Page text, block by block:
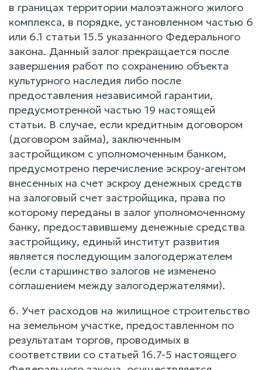
в границах территории малоэтажного жилого
комплекса, в порядке, установленном частью 6
или 6.1 статьи 15.5 указанного Федерального
закона. Данный залог прекращается после
завершения работ по сохранению объекта
культурного наследия либо после
предоставления независимой гарантии,
предусмотренной частью 19 настоящей
статьи. В случае, если кредитным договором
(договором займа), заключенным
застройщиком с уполномоченным банком,
предусмотрено перечисление эскроу-агентом
внесенных на счет эскроу денежных средств
на залоговый счет застройщика, права по
которому переданы в залог уполномоченному
банку, предоставившему денежные средства
застройщику, единый институт развития
является последующим залогодержателем
(если старшинство залогов не изменено
соглашением между залогодержателями).
6. Учет расходов на жилищное строительство
на земельном участке, предоставленном по
результатам торгов, проводимых в
соответствии со статьей 16.7-5 настоящего